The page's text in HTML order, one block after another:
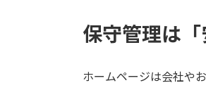
保守管理は「
ホームページは会社や